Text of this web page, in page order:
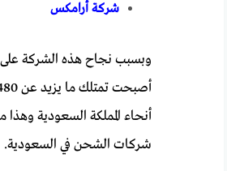
شركة أرامكس
وبسبب نجاح هذه الشركة على
أنحاء المملكة السعودية وهذا
شركات الشحن في السعودية.